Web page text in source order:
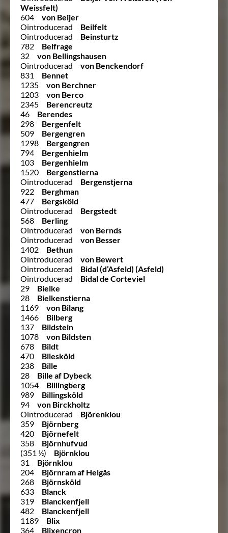
Weissfelt)
604
von Beijer
Ointroducerad
Beilfelt
Ointroducerad
Beinsturtz
782
Belfrage
32
von Bellingshausen
Ointroducerad
von Benckendorf
831
Bennet
1235
von Berchner
1203
von Berco
2345
Berencreutz
46
Berendes
298
Bergenfelt
509
Bergengren
1298
Bergengren
794
Bergenhielm
103
Bergenhielm
1520
Bergenstierna
Ointroducerad
Bergenstjerna
922
Berghman
477
Bergsköld
Ointroducerad
Bergstedt
568
Berling
Ointroducerad
von Bernds
Ointroducerad
von Besser
1402
Bethun
Ointroducerad
von Bewert
Ointroducerad
Bidal (d’Asfeld) (Asfeld)
Ointroducerad
Bidal de Corteviel
29
Bielke
28
Bielkenstierna
1169
von Bilang
1466
Bilberg
137
Bildstein
1078
von Bildsten
678
Bildt
470
Bilesköld
238
Bille
28
Bille af Dybeck
1054
Billingberg
989
Billingsköld
94
von Birckholtz
Ointroducerad
Björenklou
359
Björnberg
420
Björnefelt
358
Björnhufvud
(351 ½)
Björnklou
31
Björnklou
204
Björnram af Helgås
268
Björnsköld
633
Blanck
319
Blanckenfjell
482
Blanckenfjell
1189
Blix
364
Blixencron